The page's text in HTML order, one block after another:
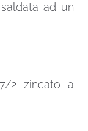
ad un
2 zincato a